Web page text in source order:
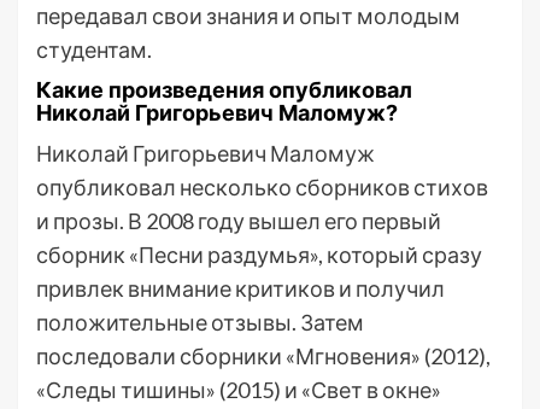
передавал свои знания и опыт молодым
студентам.
Какие произведения опубликовал
Николай Григорьевич Маломуж?
Николай Григорьевич Маломуж
опубликовал несколько сборников стихов
и прозы. В 2008 году вышел его первый
сборник «Песни раздумья», который сразу
привлек внимание критиков и получил
положительные отзывы. Затем
последовали сборники «Мгновения» (2012),
«Следы тишины» (2015) и «Свет в окне»